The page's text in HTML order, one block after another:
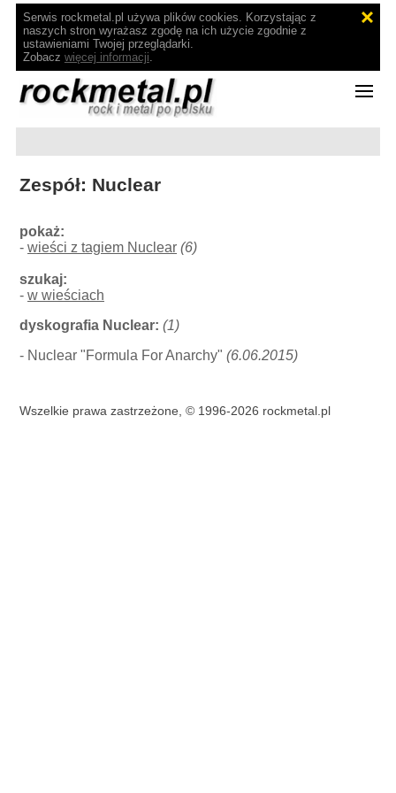
Serwis rockmetal.pl używa plików cookies. Korzystając z
naszych stron wyrażasz zgodę na ich użycie zgodnie z
ustawieniami Twojej przeglądarki.
Zobacz więcej informacji.
Zespół: Nuclear
pokaż:
-wieści z tagiem Nuclear (6)
szukaj:
-w wieściach
dyskografia Nuclear: (1)
- Nuclear "Formula For Anarchy"(6.06.2015)
Wszelkie prawa zastrzeżone, © 1996-2026 rockmetal.pl